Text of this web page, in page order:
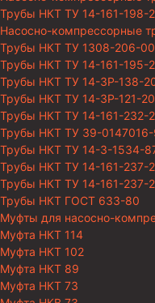
Трубы НКТ ТУ 14-161-198-
Насосно-компрессорные
Трубы НКТ ТУ 1308-206-
Трубы НКТ ТУ 14-161-195-
Трубы НКТ ТУ 14-3Р-138-
Трубы НКТ ТУ 14-3Р-121-
Трубы НКТ ТУ 14-161-232-
Трубы НКТ ТУ 39-
Трубы НКТ ТУ 14-3-1534-
Трубы НКТ ТУ 14-161-237-
Трубы НКТ ТУ 14-161-237-
Трубы НКТ ГОСТ 633-80
Муфты для насосно-
Муфта НКТ 114
Муфта НКТ 102
Муфта НКТ 89
Муфта НКТ 73